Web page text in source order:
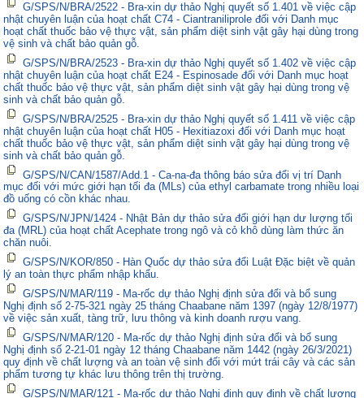
G/SPS/N/BRA/2522 - Bra-xin dự thảo Nghị quyết số 1.401 về việc cập
nhật chuyên luận của hoạt chất C74 - Ciantraniliprole đối với Danh mục
hoạt chất thuốc bảo vệ thực vật, sản phẩm diệt sinh vật gây hại dùng trong
vệ sinh và chất bảo quản gỗ.
G/SPS/N/BRA/2523 - Bra-xin dự thảo Nghị quyết số 1.402 về việc cập
nhật chuyên luận của hoạt chất E24 - Espinosade đối với Danh mục hoạt
chất thuốc bảo vệ thực vật, sản phẩm diệt sinh vật gây hại dùng trong vệ
sinh và chất bảo quản gỗ.
G/SPS/N/BRA/2525 - Bra-xin dự thảo Nghị quyết số 1.411 về việc cập
nhật chuyên luận của hoạt chất H05 - Hexitiazoxi đối với Danh mục hoạt
chất thuốc bảo vệ thực vật, sản phẩm diệt sinh vật gây hại dùng trong vệ
sinh và chất bảo quản gỗ.
G/SPS/N/CAN/1587/Add.1 - Ca-na-đa thông báo sửa đổi vị trí Danh
mục đối với mức giới hạn tối đa (MLs) của ethyl carbamate trong nhiều loại
đồ uống có cồn khác nhau.
G/SPS/N/JPN/1424 - Nhật Bản dự thảo sửa đổi giới hạn dư lượng tối
đa (MRL) của hoạt chất Acephate trong ngô và cỏ khô dùng làm thức ăn
chăn nuôi.
G/SPS/N/KOR/850 - Hàn Quốc dự thảo sửa đổi Luật Đặc biệt về quản
lý an toàn thực phẩm nhập khẩu.
G/SPS/N/MAR/119 - Ma-rốc dự thảo Nghị định sửa đổi và bổ sung
Nghị định số 2-75-321 ngày 25 tháng Chaabane năm 1397 (ngày 12/8/1977)
về việc sản xuất, tàng trữ, lưu thông và kinh doanh rượu vang.
G/SPS/N/MAR/120 - Ma-rốc dự thảo Nghị định sửa đổi và bổ sung
Nghị định số 2-21-01 ngày 12 tháng Chaabane năm 1442 (ngày 26/3/2021)
quy định về chất lượng và an toàn vệ sinh đối với mứt trái cây và các sản
phẩm tương tự khác lưu thông trên thị trường.
G/SPS/N/MAR/121 - Ma-rốc dự thảo Nghị định quy định về chất lượng